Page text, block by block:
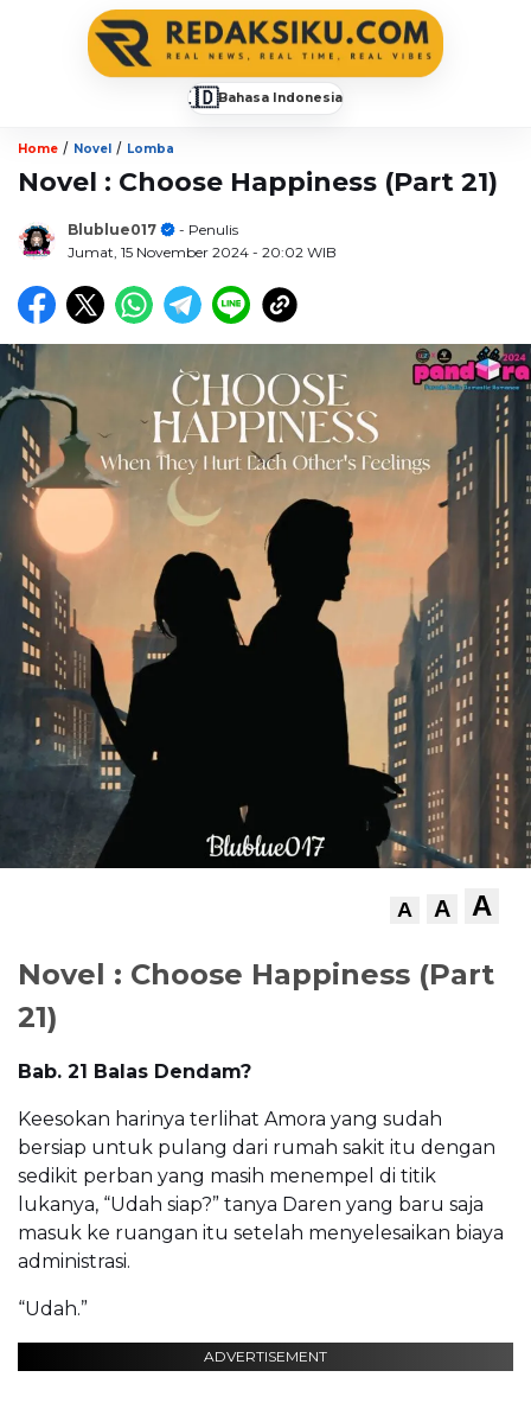
🇮🇩Bahasa Indonesia
Home / Novel / Lomba
Novel : Choose Happiness (Part 21)
Blublue017
- Penulis
Jumat, 15 November 2024 - 20:02 WIB
A A A
Novel : Choose Happiness (Part
21)
Bab. 21 Balas Dendam?
Keesokan harinya terlihat Amora yang sudah
bersiap untuk pulang dari rumah sakit itu dengan
sedikit perban yang masih menempel di titik
lukanya, “Udah siap?” tanya Daren yang baru saja
masuk ke ruangan itu setelah menyelesaikan biaya
administrasi.
“Udah.”
ADVERTISEMENT